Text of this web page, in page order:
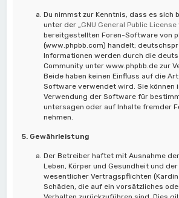
Du nimmst zur Kenntnis, dass es sich
unter der „GNU General Public License
bereitgestellten Foren-Software von
(www.phpbb.com) handelt;
Informationen werden durch die
Community unter www.phpbb.de zur
Beide haben keinen Einfluss auf die
Software verwendet wird. Sie können
Verwendung der Software für
untersagen oder auf Inhalte fremder
nehmen.
5. Gewährleistung
Der Betreiber haftet mit Ausnahme
Leben, Körper und Gesundheit und
wesentlicher Vertragspflichten
Schäden, die auf ein vorsätzliches